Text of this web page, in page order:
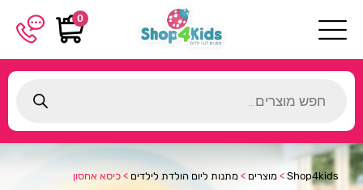
0
search
Shop4kids
> מוצרים > מתנות ליום הולדת לילדים > כיסא אחסון